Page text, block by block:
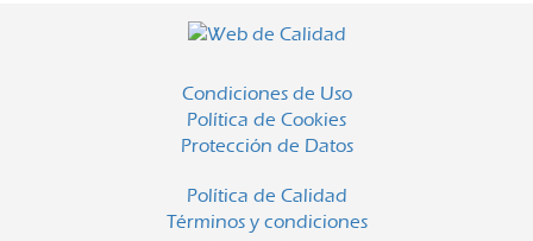
Condiciones de Uso
Política de Cookies
Protección de Datos
Política de Calidad
Términos y condiciones